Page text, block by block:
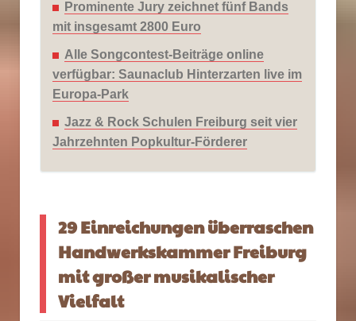
Prominente Jury zeichnet fünf Bands
mit insgesamt 2800 Euro
Alle Songcontest-Beiträge online
verfügbar: Saunaclub Hinterzarten live im
Europa-Park
Jazz & Rock Schulen Freiburg seit vier
Jahrzehnten Popkultur-Förderer
29 Einreichungen überraschen
Handwerkskammer Freiburg
mit großer musikalischer
Vielfalt